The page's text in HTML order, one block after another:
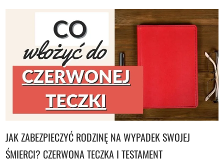
PIENIĘDZY
HOUSELA
JAK ZABEZPIECZYĆ RODZINĘ NA WYPADEK SWOJEJ
ŚMIERCI? CZERWONA TECZKA I TESTAMENT